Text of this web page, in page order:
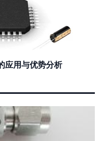
应用与优势分析